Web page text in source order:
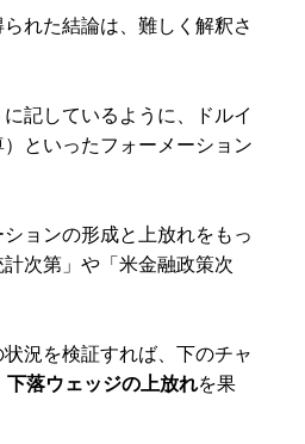
れた結論は、難しく解釈さ
記しているように、ドルイ
といったフォーメーション
ョンの形成と上放れをもっ
次第」や「米金融政策次
況を検証すれば、下のチャ
落ウェッジの上放れを果